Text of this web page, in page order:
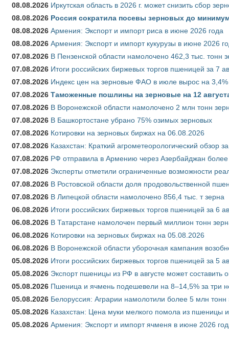
08.08.2026 Иркутская область в 2026 г. может снизить сбор
08.08.2026 Россия сократила посевы зерновых до
08.08.2026 Армения: Экспорт и импорт риса в июне 2026 года
08.08.2026 Армения: Экспорт и импорт кукурузы в июне 2026
07.08.2026 В Пензенской области намолочено 462,3 тыс. тонн
07.08.2026 Итоги российских биржевых торгов пшеницей за 7
07.08.2026 Индекс цен на зерновые ФАО в июле вырос на 3,4%
07.08.2026 Таможенные пошлины на зерновые на 12
07.08.2026 В Воронежской области намолочено 2 млн тонн
07.08.2026 В Башкортостане убрано 75% озимых зерновых
07.08.2026 Котировки на зерновых биржах на 06.08.2026
07.08.2026 Казахстан: Краткий агрометеорологический обзор
07.08.2026 РФ отправила в Армению через Азербайджан более
07.08.2026 Эксперты отметили ограниченные возможности
07.08.2026 В Ростовской области доля продовольственной
07.08.2026 В Липецкой области намолочено 856,4 тыс. т зерна
06.08.2026 Итоги российских биржевых торгов пшеницей за 6
06.08.2026 В Татарстане намолочен первый миллион тонн
06.08.2026 Котировки на зерновых биржах на 05.08.2026
06.08.2026 В Воронежской области уборочная кампания
05.08.2026 Итоги российских биржевых торгов пшеницей за 5
05.08.2026 Экспорт пшеницы из РФ в августе может составить
05.08.2026 Пшеница и ячмень подешевели на 8–14,5% за три
05.08.2026 Белоруссия: Аграрии намолотили более 5 млн тонн
05.08.2026 Казахстан: Цена муки мелкого помола из пшеницы
05.08.2026 Армения: Экспорт и импорт ячменя в июне 2026